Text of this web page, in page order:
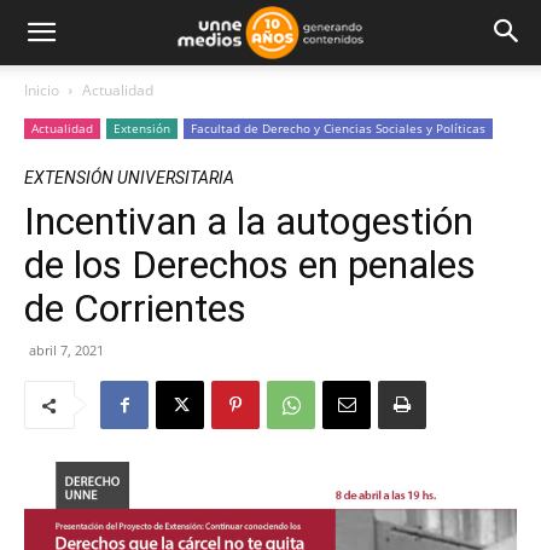
Inicio Actualidad
Actualidad Extensión Facultad de Derecho y Ciencias Sociales y Políticas
EXTENSIÓN UNIVERSITARIA
Incentivan a la autogestión
de los Derechos en penales
de Corrientes
abril 7, 2021